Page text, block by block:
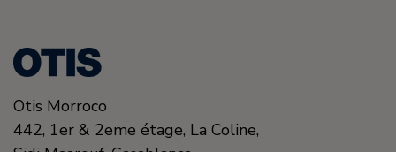
Otis Morroco
442, 1er & 2eme étage, La Coline,